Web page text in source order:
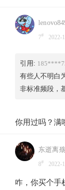
7# 2022-
引用:
有些人不明白
非标准频段，
你用过吗？满
东逝离
8# 2022-
咋，你买个手